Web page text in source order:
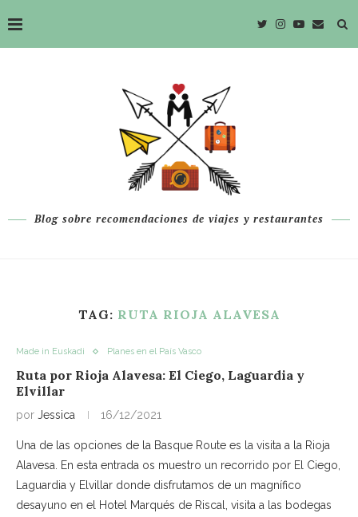
Blog sobre recomendaciones de viajes y restaurantes
TAG: RUTA RIOJA ALAVESA
Made in Euskadi Planes en el País Vasco
Ruta por Rioja Alavesa: El Ciego, Laguardia y
Elvillar
por Jessica 16/12/2021
Una de las opciones de la Basque Route es la visita a la Rioja
Alavesa. En esta entrada os muestro un recorrido por El Ciego,
Laguardia y Elvillar donde disfrutamos de un magnífico
desayuno en el Hotel Marqués de Riscal, visita a las bodegas